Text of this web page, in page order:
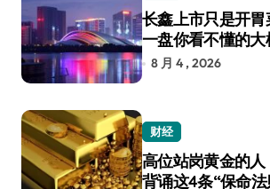
长鑫上市只是开
一盘你看不懂的大
8 月 4 , 2026
财经
高位站岗黄金的
背诵这4条“保命法